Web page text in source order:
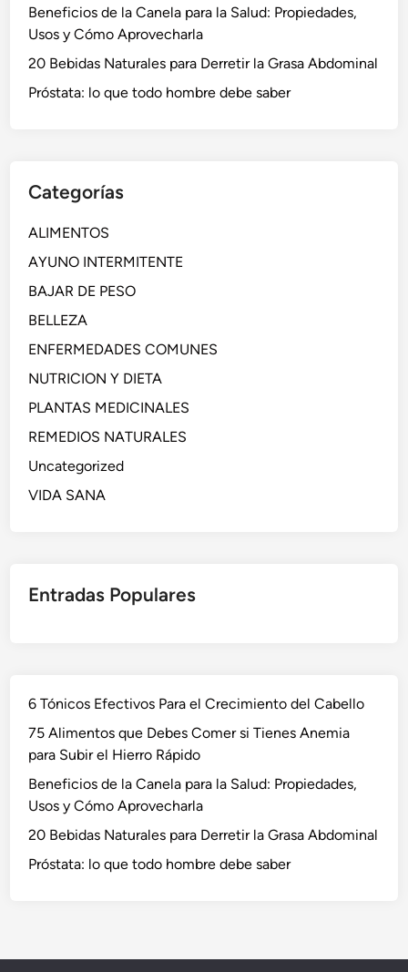
Beneficios de la Canela para la Salud: Propiedades,
Usos y Cómo Aprovecharla
20 Bebidas Naturales para Derretir la Grasa Abdominal
Próstata: lo que todo hombre debe saber
Categorías
ALIMENTOS
AYUNO INTERMITENTE
BAJAR DE PESO
BELLEZA
ENFERMEDADES COMUNES
NUTRICION Y DIETA
PLANTAS MEDICINALES
REMEDIOS NATURALES
Uncategorized
VIDA SANA
Entradas Populares
6 Tónicos Efectivos Para el Crecimiento del Cabello
75 Alimentos que Debes Comer si Tienes Anemia
para Subir el Hierro Rápido
Beneficios de la Canela para la Salud: Propiedades,
Usos y Cómo Aprovecharla
20 Bebidas Naturales para Derretir la Grasa Abdominal
Próstata: lo que todo hombre debe saber